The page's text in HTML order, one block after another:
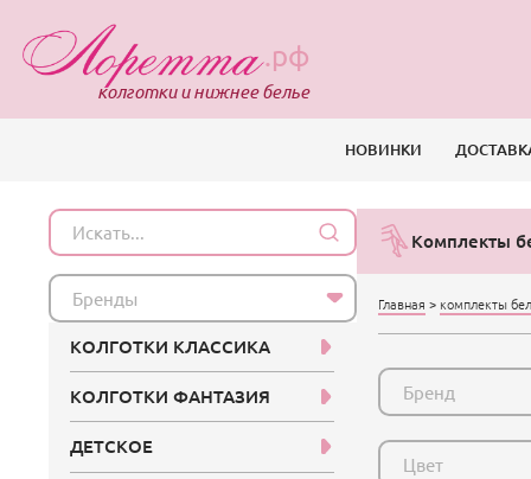
.рф
колготки и нижнее белье
НОВИНКИ
Комплекты
Главная > комплекты
Бренд
Цвет
Бренды
КОЛГОТКИ КЛАССИКА
КОЛГОТКИ ФАНТАЗИЯ
ДЕТСКОЕ